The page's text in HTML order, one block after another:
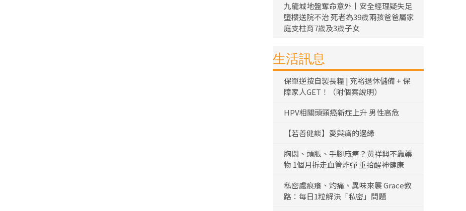
九龍城地盤奪命意外丨安全經理疑失足
墮樓送院不治 死者為39歲兩孩爸爸屬家
庭支柱育7歲及3歲子女
生活訊息
保單逆按自製長糧 | 充裕退休儲備 + 保
障家人GET！（附個案說明）
HPV相關頭頸癌新症上升 男性高危
【若善健談】愛與痛的邊緣
胸悶、頭脹、手腳麻痺？黃祥興不靠藥
物 1個月拆走血管炸彈 重拾醒神健康
私密處痕癢、灼痛、異味來襲 Grace教
路：每日1粒解決「私密」問題